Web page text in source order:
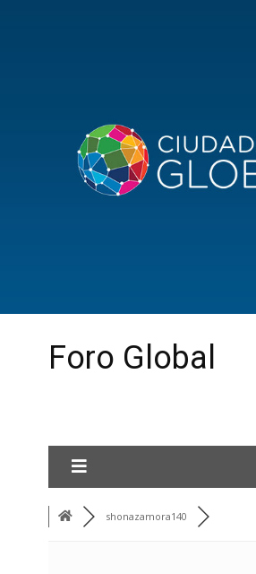
Foro Global
shonazamora140